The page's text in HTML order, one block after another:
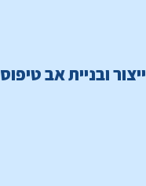
ייצור ובניית אב טיפוס